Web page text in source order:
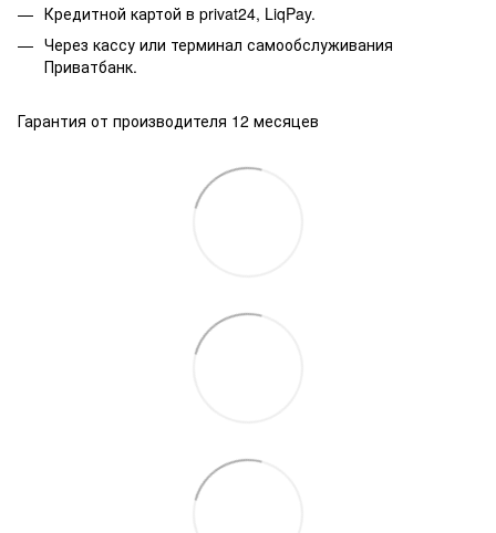
Кредитной картой в privat24, LiqPay.
Через кассу или терминал самообслуживания
Приватбанк.
Гарантия от производителя 12 месяцев